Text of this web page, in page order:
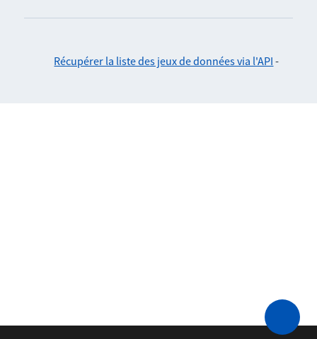
Récupérer la liste des jeux de données via l'API -